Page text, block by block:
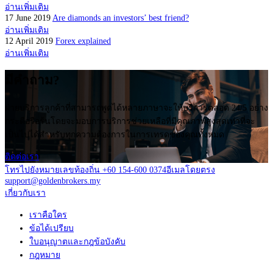
อ่านเพิ่มเติม
17 June 2019 Are diamonds an investors’ best friend?
อ่านเพิ่มเติม
12 April 2019 Forex explained
อ่านเพิ่มเติม
มีคำถาม?
ฝ่ายบริการลูกค้าที่สามารถพูดได้หลายภาษาจะให้บริการตลอด 24/5 อย่าง
กระตือรือร้นโดยจะมอบการบริการช่วยเหลือที่มีคุณภาพสูงสุดเท่าที่จะ
เป็นไปได้สำหรับทุกความต้องการในการเทรดของคุณทั้งหมด
ติดต่อเรา
โทรไปยังหมายเลขท้องถิ่น +60 154-600 0374อีเมลโดยตรง
support@goldenbrokers.my
เกี่ยวกับเรา
เราคือใคร
ข้อได้เปรียบ
ใบอนุญาตและกฎข้อบังคับ
กฎหมาย